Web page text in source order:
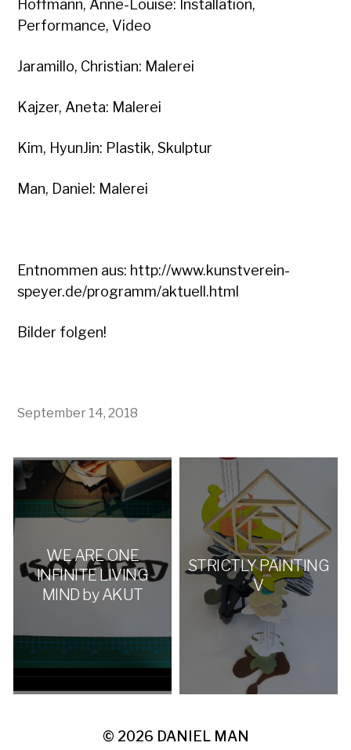
Hoffmann, Anne-Louise: Installation,
Performance, Video
Jaramillo, Christian: Malerei
Kajzer, Aneta: Malerei
Kim, HyunJin: Plastik, Skulptur
Man, Daniel: Malerei
Entnommen aus: http://www.kunstverein-
speyer.de/programm/aktuell.html
Bilder folgen!
September 14, 2018
WE ARE ONE
INFINITE LIVING
MIND by AKUT
STRICTLY PAINTING
V
© 2026 DANIEL MAN